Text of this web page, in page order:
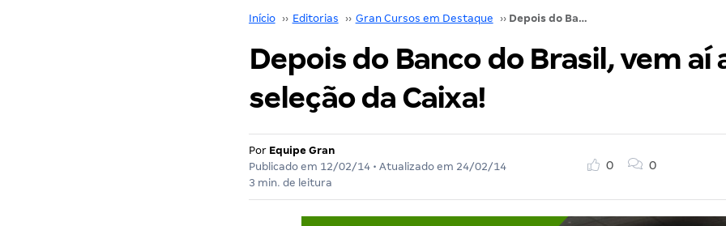
Início ›› Editorias ›› Gran Cursos em Destaque ›› Depois do Banco do Brasil, vem aí a seleção da Caixa!
Depois do Banco do Brasil, vem aí
seleção da Caixa!
Por Equipe Gran
Publicado em 12/02/14• Atualizado em 24/02/14
3 min. de leitura
0 0